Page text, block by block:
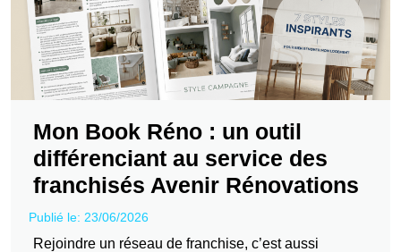
Mon Book Réno : un outil
différenciant au service des
franchisés Avenir Rénovations
Publié le: 23/06/2026
Rejoindre un réseau de franchise, c’est aussi